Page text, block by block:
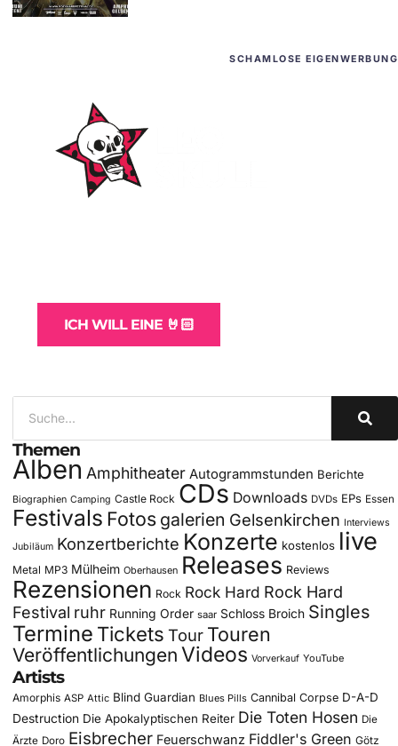
SCHAMLOSE EIGENWERBUNG
ICH WILL EINE 🤘🏻
Themen
Alben Amphitheater Autogrammstunden Berichte
Biographien Camping Castle Rock CDs Downloads DVDs EPs Essen
Festivals Fotos galerien Gelsenkirchen Interviews
Jubiläum Konzertberichte Konzerte kostenlos live
Metal MP3 Mülheim Oberhausen Releases Reviews
Rezensionen Rock Rock Hard Rock Hard
Festival ruhr Running Order saar Schloss Broich Singles
Termine Tickets Tour Touren
Veröffentlichungen Videos Vorverkauf YouTube
Artists
Amorphis ASP Attic Blind Guardian Blues Pills Cannibal Corpse D-A-D
Destruction Die Apokalyptischen Reiter Die Toten Hosen Die
Ärzte Doro Eisbrecher Feuerschwanz Fiddler's Green Götz